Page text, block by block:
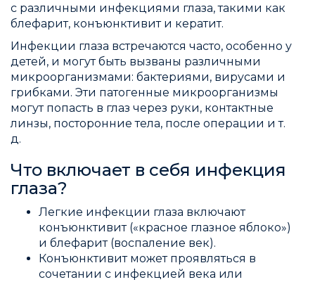
с различными инфекциями глаза, такими как
блефарит, конъюнктивит и кератит.
Инфекции глаза встречаются часто, особенно у
детей, и могут быть вызваны различными
микроорганизмами: бактериями, вирусами и
грибками. Эти патогенные микроорганизмы
могут попасть в глаз через руки, контактные
линзы, посторонние тела, после операции и т.
д.
Что включает в себя инфекция
глаза?
Легкие инфекции глаза включают
конъюнктивит («красное глазное яблоко»)
и блефарит (воспаление век).
Конъюнктивит может проявляться в
сочетании с инфекцией века или